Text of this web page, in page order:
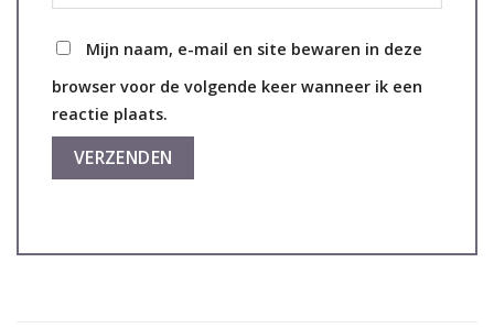
Mijn naam, e-mail en site bewaren in deze
browser voor de volgende keer wanneer ik een
reactie plaats.